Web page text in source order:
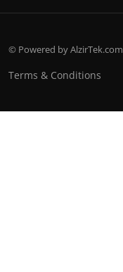
© Powered by AlzirTek.com
Terms & Conditions